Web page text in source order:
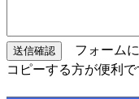
フォームに
コピーする方が便利で